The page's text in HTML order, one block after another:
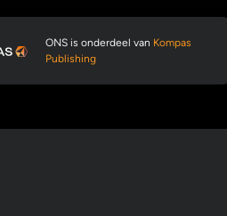
ONS is onderdeel van Kompas
Publishing